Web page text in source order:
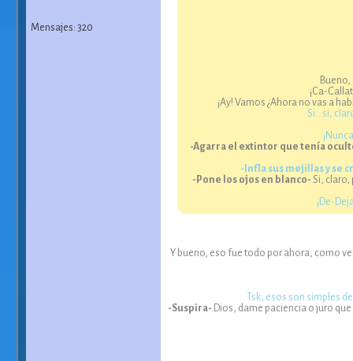
Mensajes: 320
¡Ca-
¡Ay! Vamos ¿Ahora no vas a
Si…si,
-Agarra el extintor que tenía
-Infla sus mejillas y se
-Pone los ojos en blanco- Si, claro,
¡De-
Y bueno, eso fue todo por ahora, como
Tsk, esos son simples
-Suspira- Dios, dame paciencia o juro